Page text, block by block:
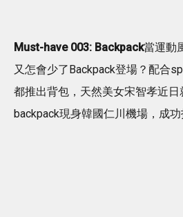
Must-have 003: Backpack當運動
又怎會少了Backpack登場？配合
都推出背包，天然美女宋智孝近日
backpack現身韓國仁川機場，成功